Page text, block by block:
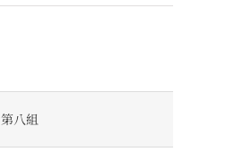
第八組